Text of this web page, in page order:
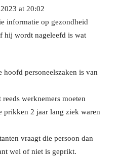
at 20:02
informatie op gezondheid
hij wordt nageleefd is wat
hoofd personeelszaken is van
werknemers moeten
prikken 2 jaar lang ziek waren
vraagt die persoon dan
wel of niet is geprikt.